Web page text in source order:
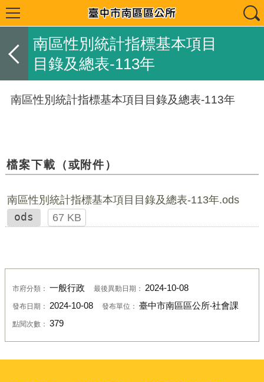
南區性別統計指標基本項目
目錄及總表-113年
南區性別統計指標基本項目目錄及總表-113年
檔案下載（或附件）
南區性別統計指標基本項目目錄及總表-113年.ods
ods
67 KB
市府分類： 一般行政 最後異動日期： 2024-10-08
發布日期： 2024-10-08 發布單位： 臺中市南區區公所‧社會課
點閱次數： 379